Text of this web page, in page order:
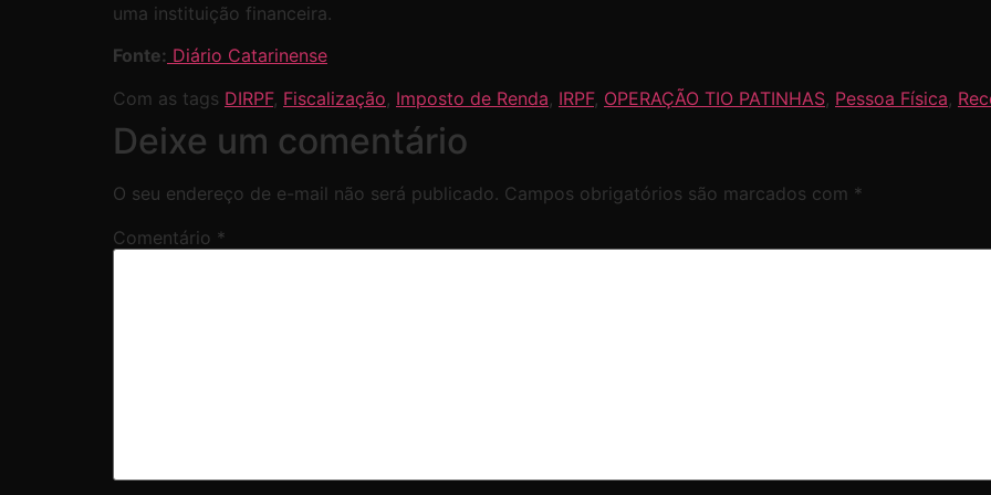
uma instituição financeira.
Fonte: Diário Catarinense
Com as tags DIRPF, Fiscalização Imposto de Renda IRPF, OPERAÇÃO TIO PATINHAS Pessoa Física
Deixe um comentário
O seu endereço de e-mail não será publicado. Campos obrigatórios são marcados com *
Comentário *